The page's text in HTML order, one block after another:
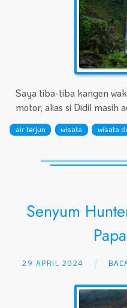
Saya tiba-tiba kangen
motor, alias si Didil masih
air terjun wisata wisata
Senyum
29 APRIL 2024